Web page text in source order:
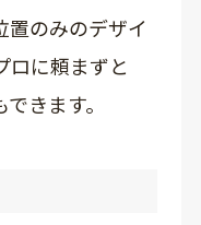
置のみのデザイ
ロに頼まずと
きます。